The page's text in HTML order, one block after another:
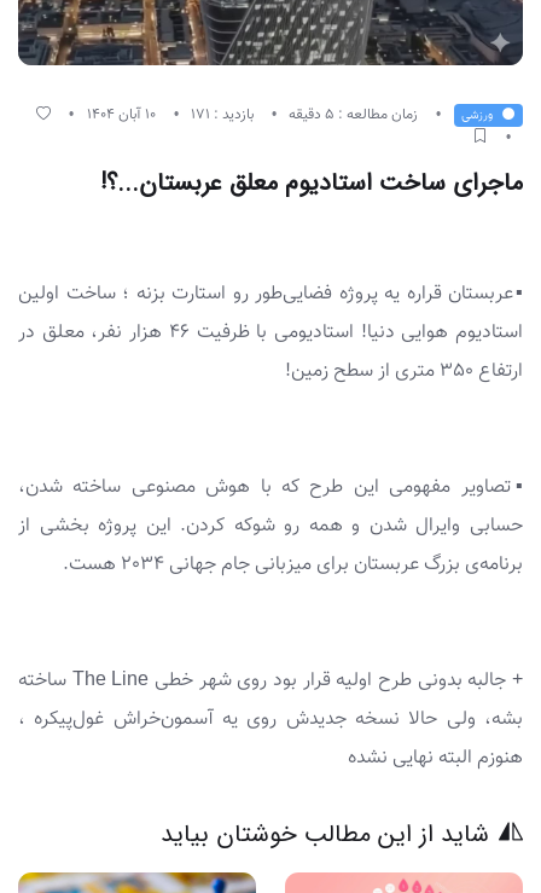
ورزشی زمان مطالعه : ۵ دقیقه بازدید : 171 10 آبان 1404
ماجرای ساخت استادیوم معلق عربستان...؟!
▪️عربستان قراره یه پروژه فضایی‌طور رو استارت بزنه ؛ ساخت اولین
استادیوم هوایی دنیا! استادیومی با ظرفیت 46 هزار نفر، معلق در
ارتفاع 350 متری از سطح زمین!
▪️تصاویر مفهومی این طرح که با هوش مصنوعی ساخته شدن،
حسابی وایرال شدن و همه رو شوکه کردن. این پروژه بخشی از
برنامه‌ی بزرگ عربستان برای میزبانی جام جهانی 2034 هست.
+ جالبه بدونی طرح اولیه قرار بود روی شهر خطی The Line ساخته
بشه، ولی حالا نسخه جدیدش روی یه آسمون‌خراش غول‌پیکره ،
هنوزم البته نهایی نشده
شاید از این مطالب خوشتان بیاید